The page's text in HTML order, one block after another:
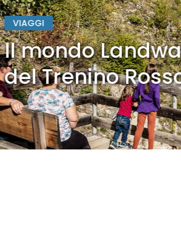
VIAGGI
Il mondo
del Trenino